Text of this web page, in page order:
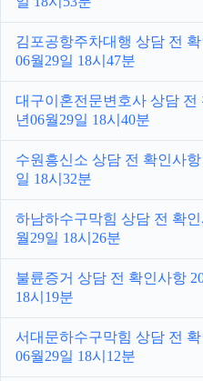
김포공항주차대행 상담 전 확
06월29일 18시47분
대구이혼전문변호사 상담 전
년06월29일 18시40분
수원흥신소 상담 전 확인사항
일 18시32분
하남하수구막힘 상담 전 확인
월29일 18시26분
불륜증거 상담 전 확인사항
18시19분
서대문하수구막힘 상담 전 확
06월29일 18시12분